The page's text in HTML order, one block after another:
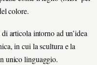
colore.
articola intorno ad un’idea
in cui la scultura e la
unico linguaggio.